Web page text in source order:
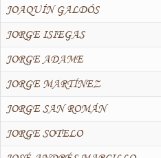
JOAQUÍN GALDÓS
JORGE ISIEGAS
JORGE ADAME
JORGE MARTÍNEZ
JORGE SAN ROMÁN
JORGE SOTELO